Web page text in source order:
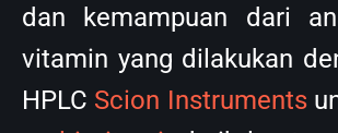
dan kemampuan dari
vitamin yang dilakukan
HPLC Scion Instruments